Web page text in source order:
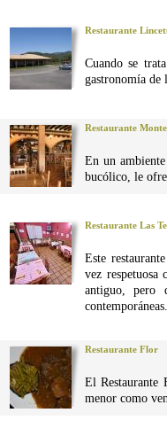
Restaurante
Cuando se
gastronomía de
Restaurante
En un
bucólico, le
Restaurante Las
Este
vez
antiguo, pero
contemporáneas.
Restaurante Flor
El Restaurante
menor como